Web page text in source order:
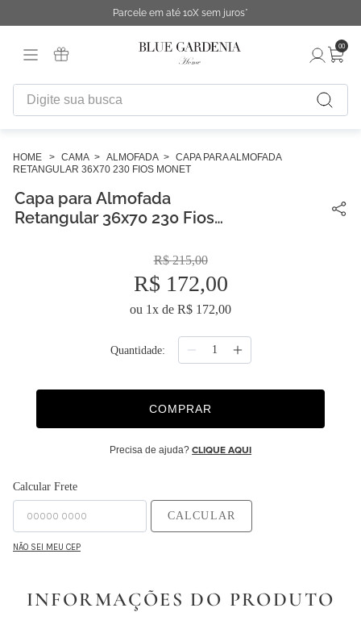
Parcele em até 10X sem juros*
00
Digite sua busca
CAMA ALMOFADA
CAPA PARA ALMOFADA
RETANGULAR 36X70 230 FIOS MONET
Capa para Almofada
Retangular 36x70 230 Fios
R$ 215,00
R$ 172,00
ou 1x de R$ 172,00
Quantidade
COMPRAR
Precisa de ajuda? CLIQUE AQUI
Calcular Frete
CALCULAR
NÃO SEI MEU CEP
INFORMAÇÕES DO PRODUTO
1º
fronha
3º
urban
º
8º
majorelle
10º edredon